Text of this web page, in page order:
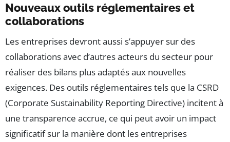
Nouveaux outils réglementaires et
collaborations
Les entreprises devront aussi s’appuyer sur des
collaborations avec d’autres acteurs du secteur pour
réaliser des bilans plus adaptés aux nouvelles
exigences. Des outils réglementaires tels que la CSRD
(Corporate Sustainability Reporting Directive) incitent à
une transparence accrue, ce qui peut avoir un impact
significatif sur la manière dont les entreprises